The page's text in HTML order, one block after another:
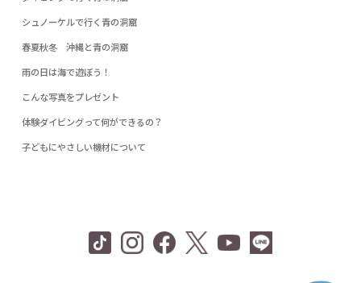
シュノーケルで行く青の洞窟
春夏秋冬 沖縄と青の洞窟
雨の日は海で遊ぼう！
こんな写真をプレゼント
体験ダイビングって何ができるの？
子どもにやさしい機材について